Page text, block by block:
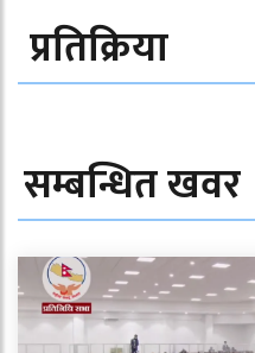
प्रतिक्रिया
सम्बन्धित खवर